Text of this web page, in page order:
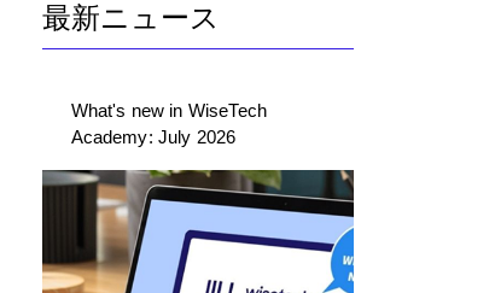
最新ニュース
What's new in WiseTech
Academy: July 2026